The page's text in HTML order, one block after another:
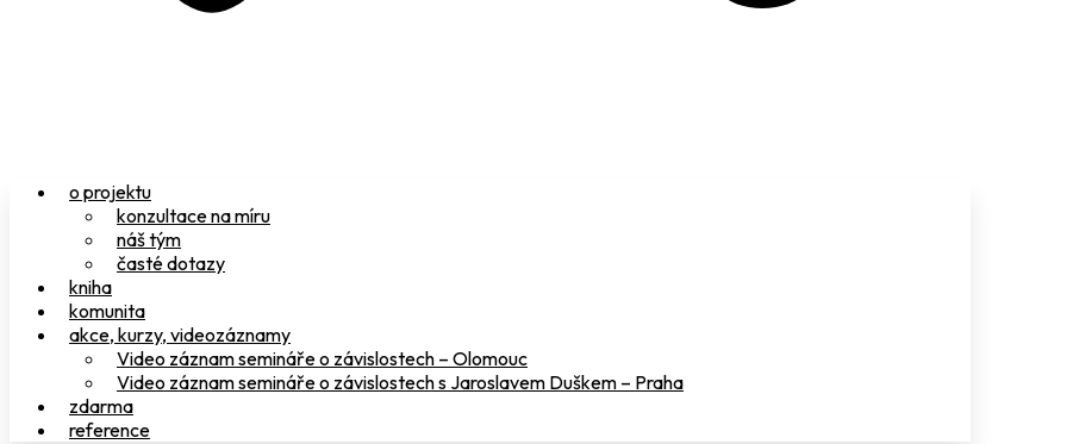
o projektu
konzultace na míru
náš tým
časté dotazy
kniha
komunita
akce, kurzy, videozáznamy
Video záznam semináře o závislostech – Olomouc
Video záznam semináře o závislostech s Jaroslavem Duškem – Praha
zdarma
reference